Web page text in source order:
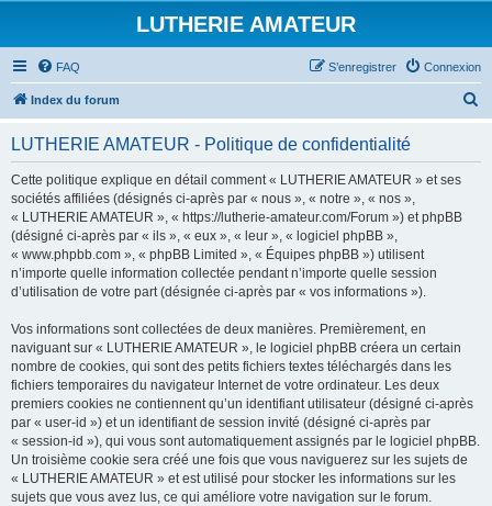
LUTHERIE AMATEUR
FAQ Connexion
S’enregistrer
Index du forum
LUTHERIE AMATEUR - Politique de confidentialité
Cette politique explique en détail comment « LUTHERIE AMATEUR » et ses
sociétés affiliées (désignés ci-après par « nous », « notre », « nos »,
« LUTHERIE AMATEUR », « https://lutherie-amateur.com/Forum ») et phpBB
(désigné ci-après par « ils », « eux », « leur », « logiciel phpBB »,
« www.phpbb.com », « phpBB Limited », « Équipes phpBB ») utilisent
n’importe quelle information collectée pendant n’importe quelle session
d’utilisation de votre part (désignée ci-après par « vos informations »).
Vos informations sont collectées de deux manières. Premièrement, en
naviguant sur « LUTHERIE AMATEUR », le logiciel phpBB créera un certain
nombre de cookies, qui sont des petits fichiers textes téléchargés dans les
fichiers temporaires du navigateur Internet de votre ordinateur. Les deux
premiers cookies ne contiennent qu’un identifiant utilisateur (désigné ci-après
par « user-id ») et un identifiant de session invité (désigné ci-après par
« session-id »), qui vous sont automatiquement assignés par le logiciel phpBB.
Un troisième cookie sera créé une fois que vous naviguerez sur les sujets de
« LUTHERIE AMATEUR » et est utilisé pour stocker les informations sur les
sujets que vous avez lus, ce qui améliore votre navigation sur le forum.